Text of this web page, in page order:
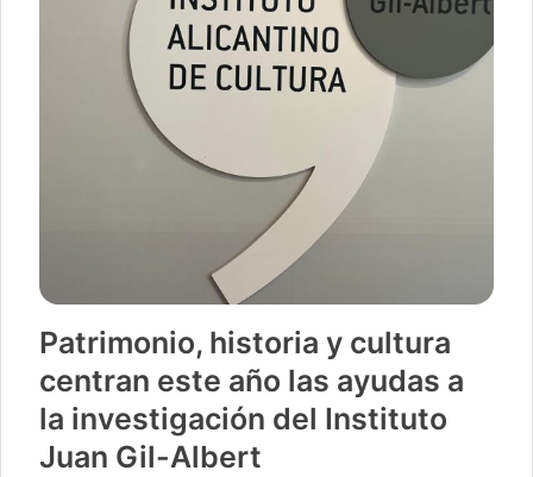
Patrimonio, historia y cultura
centran este año las ayudas a
la investigación del Instituto
Juan Gil-Albert